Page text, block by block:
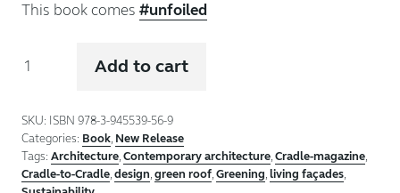
This book comes #unfoiled
ArchitekturAdd to cart
SKU: ISBN 978-3-945539-56-9
Categories: Book, New Release
Tags: Architecture,Contemporary architecture,Cradle-magazine,
Cradle-to-Cradle,design,green roof,Greening,living façades,